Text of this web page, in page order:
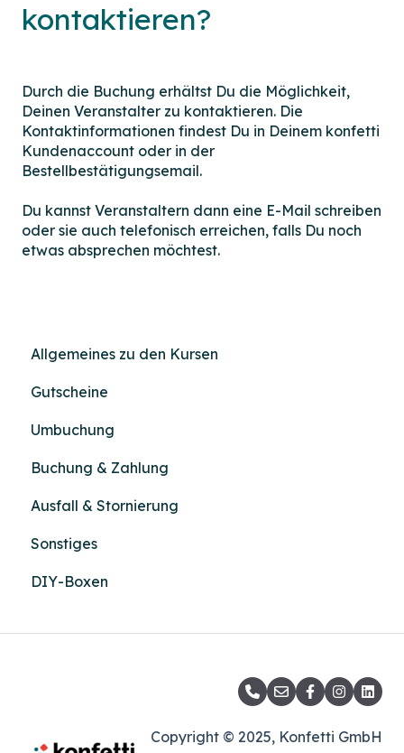
kontaktieren?
Durch die Buchung erhältst Du die Möglichkeit,
Deinen Veranstalter zu kontaktieren. Die
Kontaktinformationen findest Du in Deinem konfetti
Kundenaccount oder in der
Bestellbestätigungsemail.
Du kannst Veranstaltern dann eine E-Mail schreiben
oder sie auch telefonisch erreichen, falls Du noch
etwas absprechen möchtest.
Allgemeines zu den Kursen
Gutscheine
Umbuchung
Buchung & Zahlung
Ausfall & Stornierung
Sonstiges
DIY-Boxen
Copyright © 2025, Konfetti GmbH